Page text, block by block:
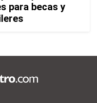
para becas y